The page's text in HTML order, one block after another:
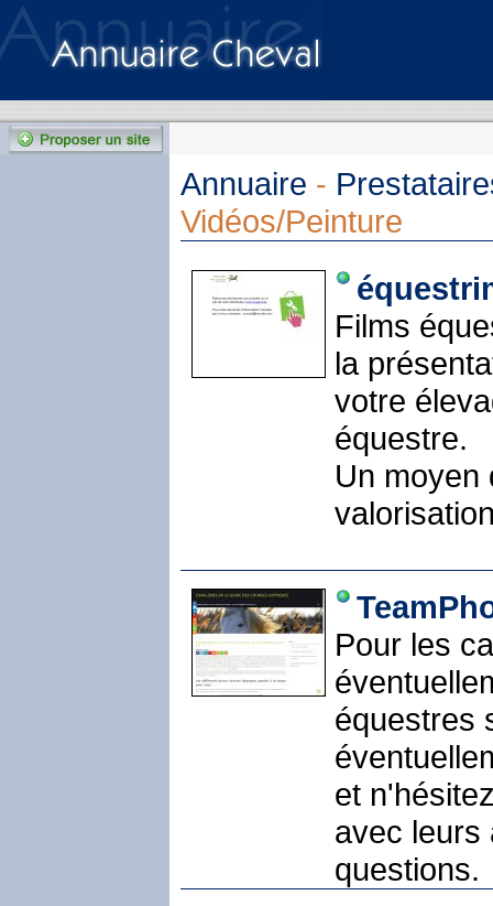
Annuaire -
Vidéos/Peinture
Films
la
votre
équestre.
Un moyen
Pour les
équestres
et
avec leurs
questions.